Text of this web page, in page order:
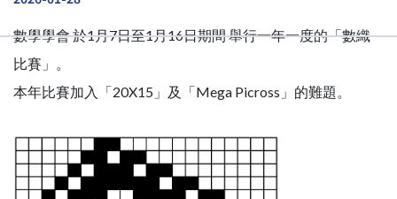
數學學會 於1月7日至1月16日期間 舉行一年一度的「數織
比賽」。
本年比賽加入「20X15」及「Mega Picross」的難題。